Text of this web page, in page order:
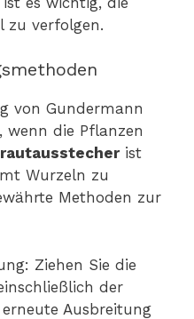
zu verfolgen.
von Gundermann
wenn die Pflanzen
ist
Wurzeln zu
Methoden zur
Ziehen Sie die
der
Ausbreitung